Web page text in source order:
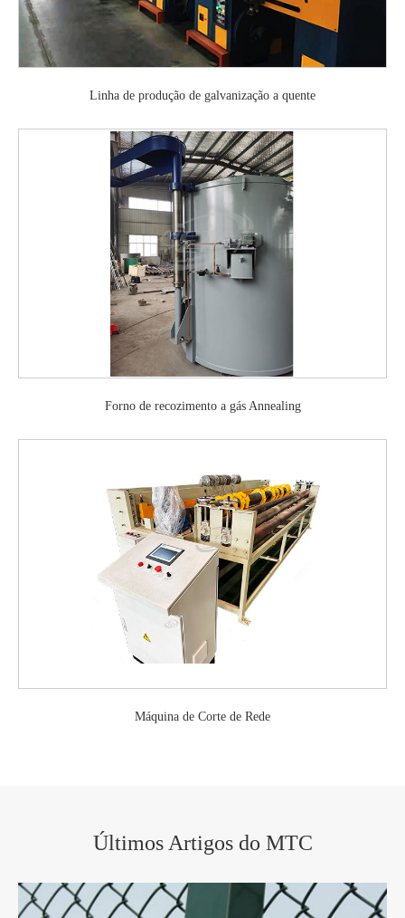
Linha de produção de galvanização a quente
Forno de recozimento a gás Annealing
Máquina de Corte de Rede
Últimos Artigos do MTC